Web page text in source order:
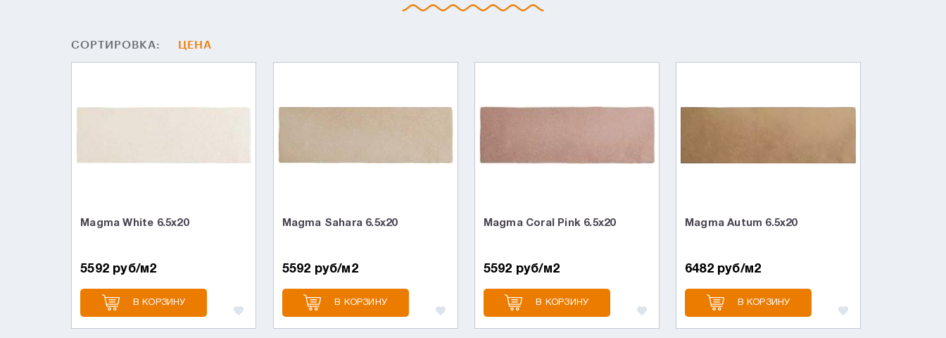
СОРТИРОВКА: ЦЕНА
Magma White 6.5x20
5592 руб/м2
В КОРЗИНУ
Magma Sahara 6.5x20
5592 руб/м2
В КОРЗИНУ
Magma Coral Pink 6.5x20
5592 руб/м2
В КОРЗИНУ
Magma Autum 6.5x20
6482 руб/м2
В КОРЗИНУ